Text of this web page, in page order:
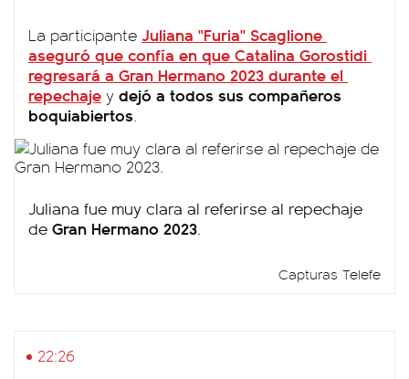
La participante Juliana "Furia" Scaglione
aseguró que confía en que Catalina Gorostidi
regresará a Gran Hermano 2023 durante el
repechaje y dejó a todos sus compañeros
boquiabiertos.
Juliana fue muy clara al referirse al repechaje
de Gran Hermano 2023.
Capturas Telefe
22:26